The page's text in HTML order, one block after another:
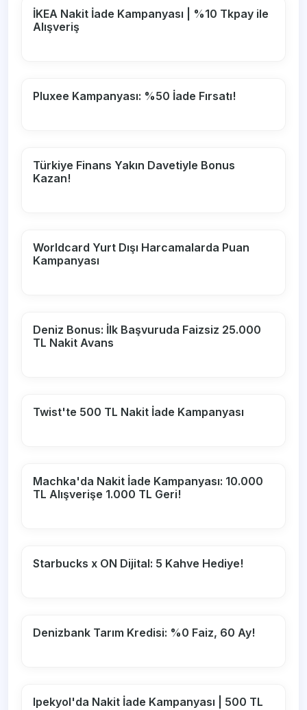
İKEA Nakit İade Kampanyası | %10 Tkpay ile
Alışveriş
Pluxee Kampanyası: %50 İade Fırsatı!
Türkiye Finans Yakın Davetiyle Bonus
Kazan!
Worldcard Yurt Dışı Harcamalarda Puan
Kampanyası
Deniz Bonus: İlk Başvuruda Faizsiz 25.000
TL Nakit Avans
Twist'te 500 TL Nakit İade Kampanyası
Machka'da Nakit İade Kampanyası: 10.000
TL Alışverişe 1.000 TL Geri!
Starbucks x ON Dijital: 5 Kahve Hediye!
Denizbank Tarım Kredisi: %0 Faiz, 60 Ay!
Ipekyol'da Nakit İade Kampanyası | 500 TL